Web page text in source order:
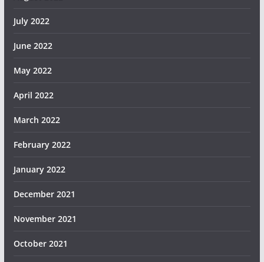
July 2022
June 2022
May 2022
April 2022
March 2022
February 2022
January 2022
December 2021
November 2021
October 2021